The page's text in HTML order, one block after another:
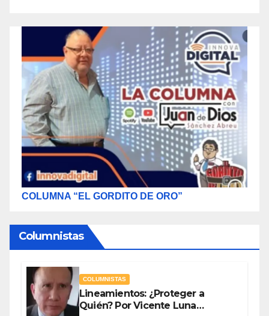
COLUMNA “EL GORDITO DE ORO”
Columnistas
COLUMNISTAS
Lineamientos: ¿Proteger a
Quién? Por Vicente Luna